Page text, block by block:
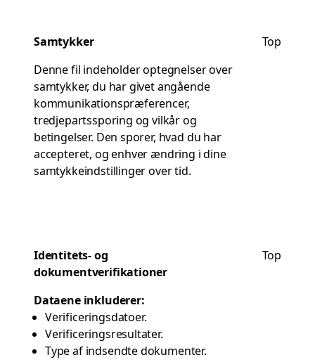
Samtykker
Top
Denne fil indeholder optegnelser over
samtykker, du har givet angående
kommunikationspræferencer,
tredjepartssporing og vilkår og
betingelser. Den sporer, hvad du har
accepteret, og enhver ændring i dine
samtykkeindstillinger over tid.
Identitets- og
dokumentverifikationer
Top
Dataene inkluderer:
Verificeringsdatoer.
Verificeringsresultater.
Type af indsendte dokumenter.